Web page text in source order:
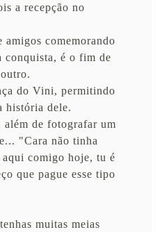
a recepção no
comemorando
é o fim de
do Vini, permitindo
história dele.
de fotografar um
"Cara não tinha
aqui comigo hoje, tu é
que pague esse tipo
muitas meias